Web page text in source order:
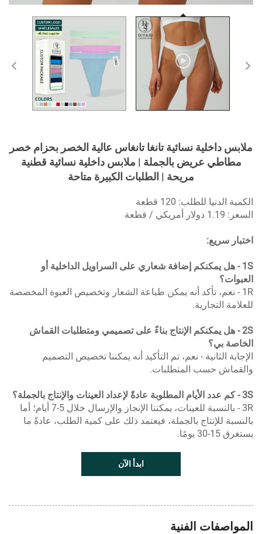
ملابس داخلية نسائية تانغا تانغاس عالية الخصر بحزام خصر
مطاطي عريض بالجملة | ملابس داخلية نسائية قطنية
مريحة | الطلبات الكبيرة متاحة
الكمية الدنيا للطلب: 120 قطعة
السعر: 1.19 دولار أمريكي / قطعة
اختبار سريع:
1S - هل يمكنكم إضافة شعاري على السراويل الداخلية أو
العبوات؟
1R - نعم، تأكد أنه يمكن طباعة الشعار وتخصيص العبوة المخصصة
للعلامة التجارية.
2S - هل يمكنكم الإنتاج بناءً على تصميمي ومتطلبات القماش
الخاصة بي؟
الإجابة الثانية - نعم، تم التأكيد أنه يمكننا تخصيص التصميم
والقماش حسب المتطلبات.
3S - كم عدد الأيام المطلوبة عادةً لإعداد العينات والإنتاج بالجملة؟
3R - بالنسبة للعينات، يمكننا الإنجاز والإرسال خلال 5-7 أيام؛ أما
بالنسبة للإنتاج بالجملة، فيعتمد ذلك على كمية الطلب، عادةً ما
يستغرق 15-30 يومًا.
ابدأ الآن
المواصفات الفنية